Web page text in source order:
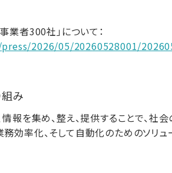
業者300社」について：
2026/05/20260528001/
み
情報を集め、整え、提供することで、社
効率化、そして自動化のためのソリュ